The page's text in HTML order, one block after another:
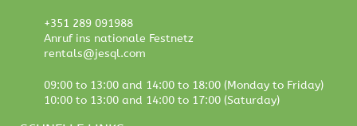
+351 289 091988
Anruf ins nationale Festnetz
rentals@jesql.com
09:00 to 13:00 and 14:00 to 18:00 (Monday to Friday)
10:00 to 13:00 and 14:00 to 17:00 (Saturday)